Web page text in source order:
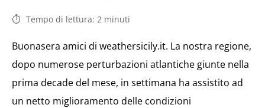
Tempo di lettura: 2 minuti
Buonasera amici di weathersicily.it. La nostra regione,
dopo numerose perturbazioni atlantiche giunte nella
prima decade del mese, in settimana ha assistito ad
un netto miglioramento delle condizioni